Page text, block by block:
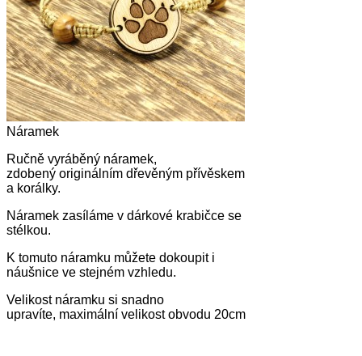
Náramek
Ručně vyráběný náramek,
zdobený originálním dřevěným přívěskem
a korálky.
Náramek zasíláme v dárkové krabičce se
stélkou.
K tomuto náramku můžete dokoupit i
náušnice ve stejném vzhledu.
Velikost náramku si snadno
upravíte, maximální velikost obvodu 20cm